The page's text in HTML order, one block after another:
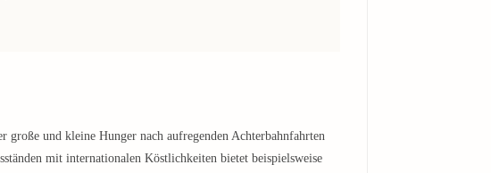
große und kleine Hunger nach aufregenden Achterbahnfahrten
mit internationalen Köstlichkeiten bietet beispielsweise